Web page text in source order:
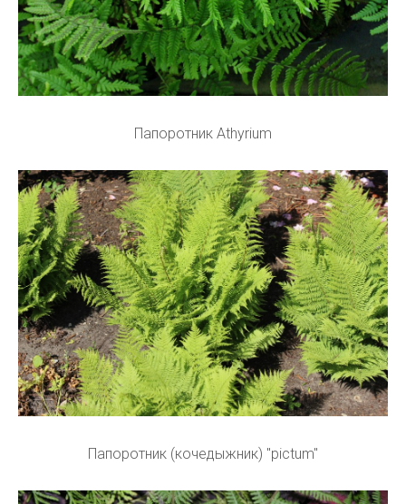
Папоротник Athyrium
Папоротник (кочедыжник) "pictum"